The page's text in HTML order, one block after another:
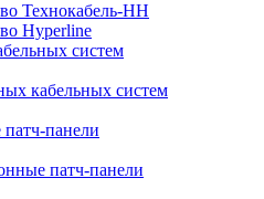
Технокабель-НН
Hyperline
систем
кабельных систем
панели
патч-панели